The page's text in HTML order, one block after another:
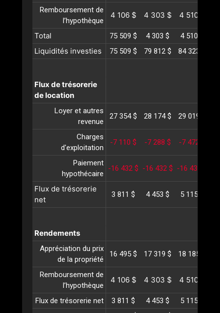
Remboursement de
l’hypothèque
4 106 $ 4 303 $ 4 510 $
Total 75 509 $ 4 303 $ 4 510 $
Liquidités investies 75 509 $ 79 812 $ 84 323 $
Flux de trésorerie
de location
Loyer et autres
revenue
27 354 $ 28 174 $ 29 019 $
Charges
d'exploitation
-7 110 $ -7 288 $ -7 472 $
Paiement
hypothécaire
-16 432 $ -16 432 $ -16 432 $
Flux de trésorerie
net
3 811 $ 4 453 $ 5 115 $
Rendements
Appréciation du prix
de la propriété
16 495 $ 17 319 $ 18 185 $
Remboursement de
l’hypothèque
4 106 $ 4 303 $ 4 510 $
Flux de trésorerie net 3 811 $ 4 453 $ 5 115 $